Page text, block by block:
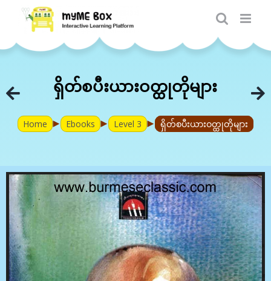
content
ရှိတ်စပီးယားဝတ္ထုတိုများ
Home ► Ebooks ► Level 3 ► ရှိတ်စပီးယားဝတ္ထုတိုများ